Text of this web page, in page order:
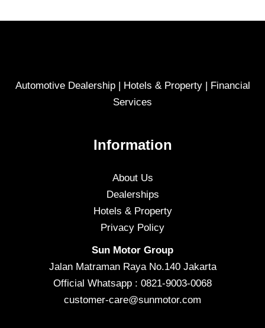
Automotive Dealership | Hotels & Property | Financial
Services
Information
About Us
Dealerships
Hotels & Property
Privacy Policy
Sun Motor Group
Jalan Matraman Raya No.140 Jakarta
Official Whatsapp : 0821-9003-0068
customer-care@sunmotor.com